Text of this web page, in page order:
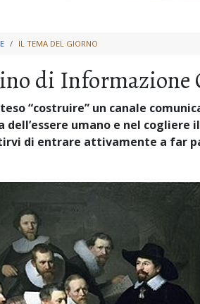
IL TEMA DEL GIORNO
di Informazione
“costruire” un canale
dell’essere umano e nel
di entrare attivamente a far